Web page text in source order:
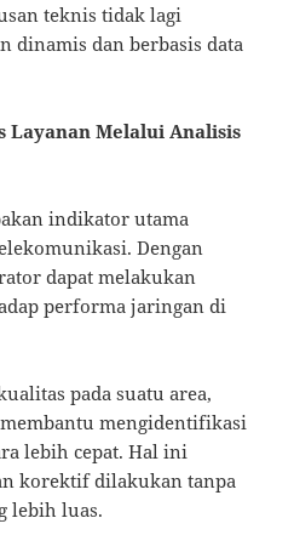
teknis tidak lagi
dinamis dan berbasis data
Layanan Melalui Analisis
indikator utama
Dengan
dapat melakukan
performa jaringan di
pada suatu area,
mengidentifikasi
lebih cepat. Hal ini
korektif dilakukan tanpa
lebih luas.